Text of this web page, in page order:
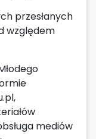
przesłanych
względem
mediów